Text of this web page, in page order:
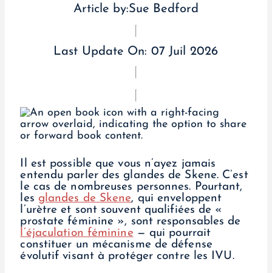
Article by:Sue Bedford
Last Update On: 07 Juil 2026
Il est possible que vous n’ayez jamais
entendu parler des glandes de Skene. C’est
le cas de nombreuses personnes. Pourtant,
les glandes de Skene, qui enveloppent
l’urètre et sont souvent qualifiées de «
prostate féminine », sont responsables de
l’éjaculation féminine — qui pourrait
constituer un mécanisme de défense
évolutif visant à protéger contre les IVU.